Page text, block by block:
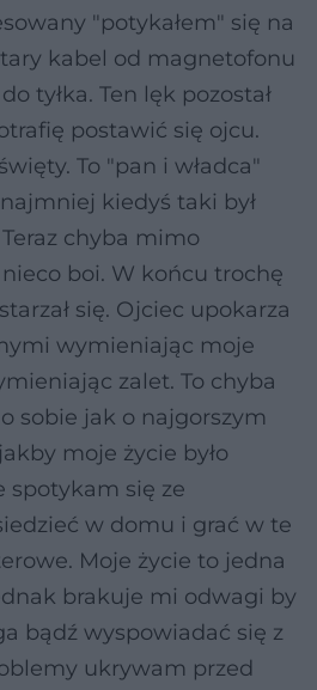
"potykałem" się na
kabel od magnetofonu
tyłka. Ten lęk pozostał
postawić się ojcu.
To "pan i władca"
kiedyś taki był
chyba mimo
boi. W końcu trochę
się. Ojciec upokarza
wymieniając moje
zalet. To chyba
sobie jak o najgorszym
moje życie było
spotykam się ze
w domu i grać w te
Moje życie to jedna
brakuje mi odwagi by
bądź wyspowiadać się z
ukrywam przed